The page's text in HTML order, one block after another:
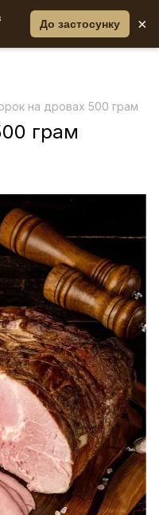
До застосунку ×
на дровах 500 грам
грам